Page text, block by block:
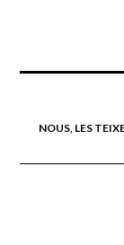
NOUS, LES